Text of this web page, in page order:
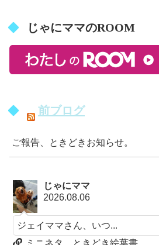
じゃにママのROOM
前ブログ
ご報告、ときどきお知らせ。
じゃにママ
2026.08.06
ジェイママさん、いつ...
ミニネタ、ときどき絵葉書。